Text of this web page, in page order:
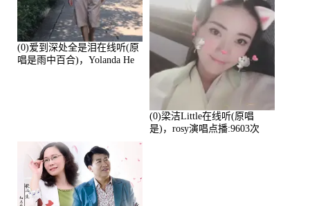
(0)爱到深处全是泪在线听(原
唱是雨中百合)，Yolanda He
(0)梁洁Little在线听(原唱
是)，rosy演唱点播:9603次